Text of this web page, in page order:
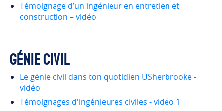
Témoignage d’un ingénieur en entretien et
construction – vidéo
Génie civil
Le génie civil dans ton quotidien USherbrooke -
vidéo
Témoignages d'ingénieures civiles - vidéo 1